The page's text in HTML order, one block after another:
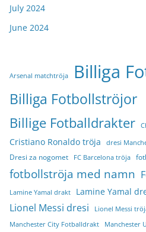
July 2024
June 2024
Arsenal matchtröja Billiga
Billiga Fotbollströjor
Billige Fotballdrakter
Cristiano Ronaldo tröja dresi
Dresi za nogomet FC Barcelona tröja
fotbollströja med namn
Lamine Yamal drakt Lamine Yamal
Lionel Messi dresi Lionel Messi
Manchester City Fotballdrakt Manchester